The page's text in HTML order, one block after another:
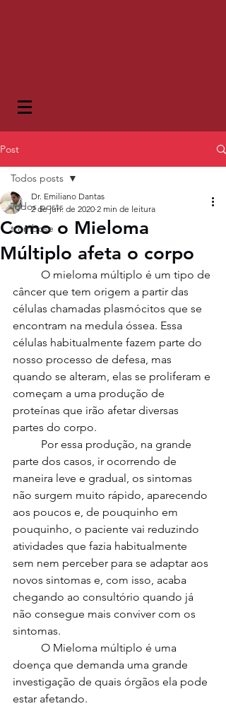
Post
Todos posts
trombose
Todos posts
Como o Mieloma
Múltiplo afeta o corpo
Dr. Emiliano Dantas
2 de jun. de 2020 2 min de leitura
câncer que tem origem a partir das
células chamadas plasmócitos que se
encontram na medula óssea. Essa
células habitualmente fazem parte do
nosso processo de defesa, mas
quando se alteram, elas se proliferam e
começam a uma produção de
proteínas que irão afetar diversas
partes do corpo.
parte dos casos, ir ocorrendo de
maneira leve e gradual, os sintomas
não surgem muito rápido, aparecendo
aos poucos e, de pouquinho em
pouquinho, o paciente vai reduzindo
atividades que fazia habitualmente
sem nem perceber para se adaptar aos
novos sintomas e, com isso, acaba
chegando ao consultório quando já
não consegue mais conviver com os
sintomas.
doença que demanda uma grande
investigação de quais órgãos ela pode
estar afetando.